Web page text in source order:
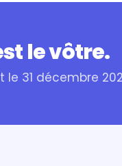
le vôtre.
31 décembre